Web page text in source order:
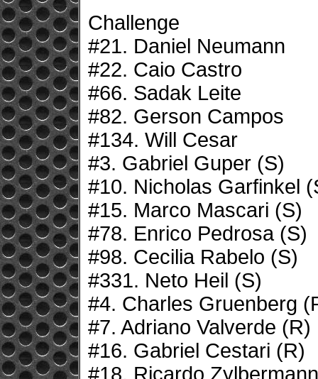
Challenge
#21. Daniel Neumann
#22. Caio Castro
#66. Sadak Leite
#82. Gerson Campos
#134. Will Cesar
#3. Gabriel Guper (S)
#10. Nicholas Garfinkel
#15. Marco Mascari (S)
#78. Enrico Pedrosa (S)
#98. Cecilia Rabelo (S)
#331. Neto Heil (S)
#4. Charles Gruenberg
#7. Adriano Valverde (R)
#16. Gabriel Cestari (R)
#18. Ricardo